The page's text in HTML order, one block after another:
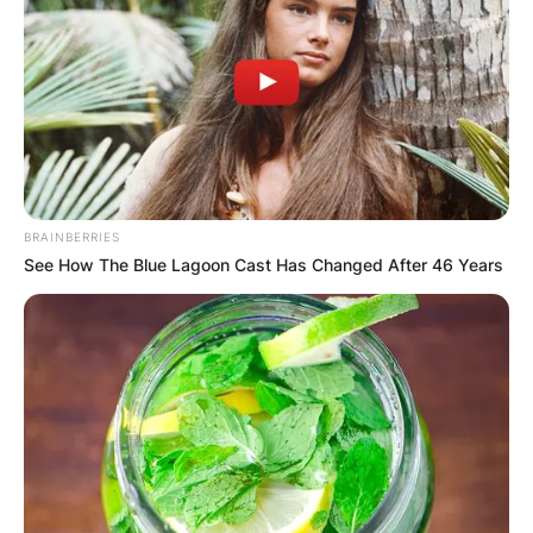
КОНТАКТИРАЈ СО НАС:
info@gladiator.mk
ГЛАДИАТОР
Политика на приватност
ПАРТНЕРИ:
BRAINBERRIES
See How The Blue Lagoon Cast Has Changed After 46 Years